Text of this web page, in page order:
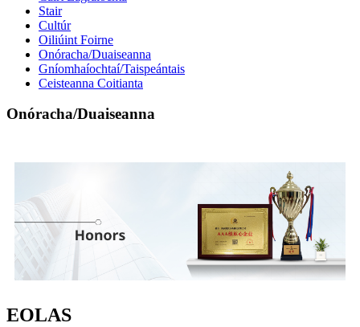
Stair
Cultúr
Oiliúint Foirne
Onóracha/Duaiseanna
Gníomhaíochtaí/Taispeántais
Ceisteanna Coitianta
Onóracha/Duaiseanna
EOLAS